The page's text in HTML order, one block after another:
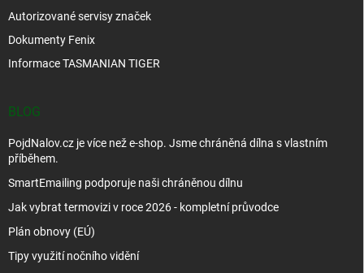
Autorizované servisy značek
Dokumenty Fenix
Informace TASMANIAN TIGER
BLOG
PojdNalov.cz je více než e-shop. Jsme chráněná dílna s vlastním
příběhem.
SmartEmailing podporuje naši chráněnou dílnu
Jak vybrat termovizi v roce 2026 - kompletní průvodce
Plán obnovy (EÚ)
Tipy využití nočního vidění